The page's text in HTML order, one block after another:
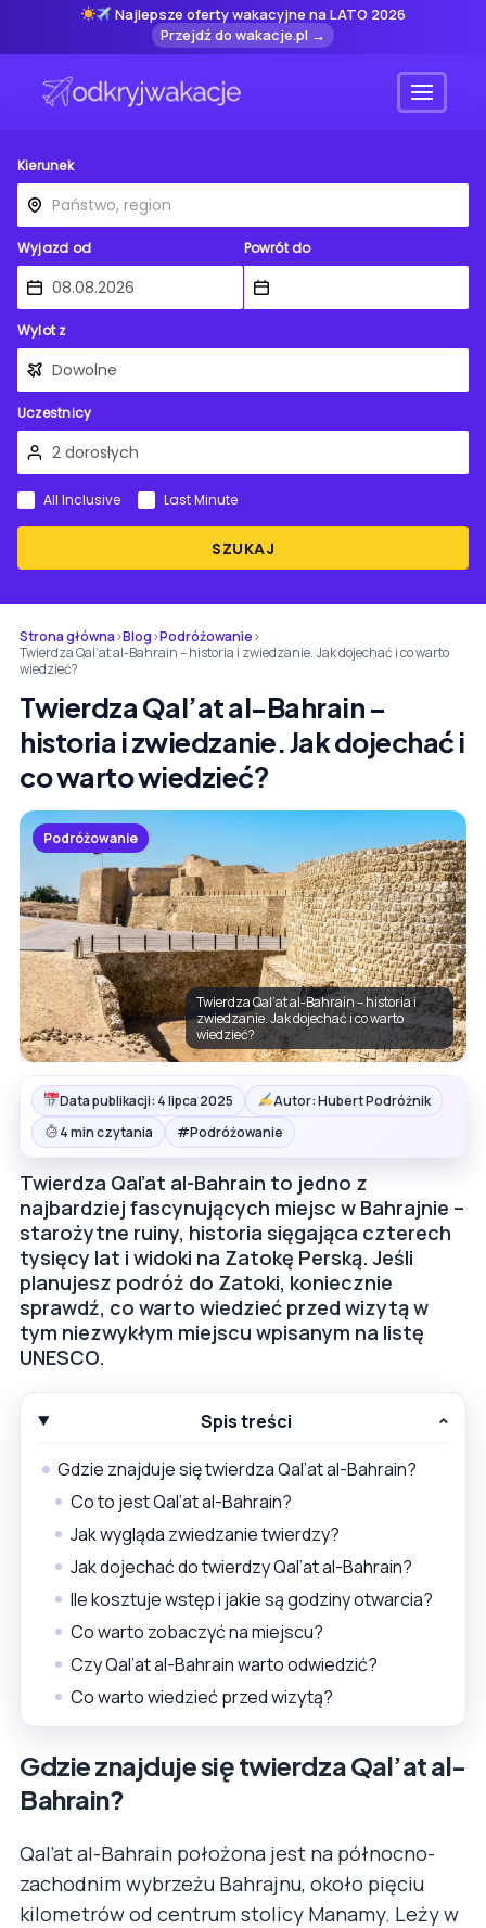
Najlepsze oferty wakacyjne na LATO 2026
Przejdź do wakacje.pl →
Menu
Kierunek
Wyjazd od Powrót do
Wylot z
Uczestnicy
SZUKAJ
All Inclusive Last Minute
Strona główna›Blog›Podróżowanie›
Twierdza Qal’at al-Bahrain – historia i zwiedzanie. Jak dojechać i co warto
wiedzieć?
Twierdza Qal’at al-Bahrain –
historia i zwiedzanie. Jak dojechać i
co warto wiedzieć?
Podróżowanie
Twierdza Qal’at al-Bahrain – historia i
zwiedzanie. Jak dojechać i co warto
wiedzieć?
Data publikacji: 4 lipca 2025
Autor: Hubert Podróżnik
4 min czytania
#Podróżowanie
Twierdza Qal’at al-Bahrain to jedno z
najbardziej fascynujących miejsc w Bahrajnie –
starożytne ruiny, historia sięgająca czterech
tysięcy lat i widoki na Zatokę Perską. Jeśli
planujesz podróż do Zatoki, koniecznie
sprawdź, co warto wiedzieć przed wizytą w
tym niezwykłym miejscu wpisanym na listę
UNESCO.
Spis treści
Gdzie znajduje się twierdza Qal’at al-Bahrain?
Co to jest Qal’at al-Bahrain?
Jak wygląda zwiedzanie twierdzy?
Jak dojechać do twierdzy Qal’at al-Bahrain?
Ile kosztuje wstęp i jakie są godziny otwarcia?
Co warto zobaczyć na miejscu?
Czy Qal’at al-Bahrain warto odwiedzić?
Co warto wiedzieć przed wizytą?
Gdzie znajduje się twierdza Qal’at al-
Bahrain?
Qal’at al-Bahrain położona jest na północno-
zachodnim wybrzeżu Bahrajnu, około pięciu
kilometrów od centrum stolicy Manamy. Leży w